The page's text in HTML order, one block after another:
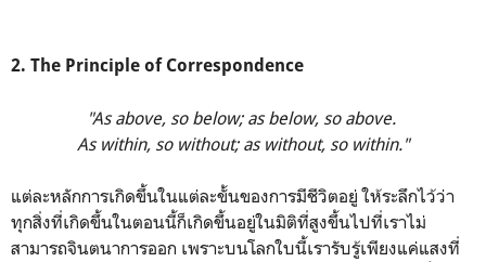
2. The Principle of Correspondence
"As above, so below; as below, so above.
As within, so without; as without, so within."
แต่ละหลักการเกิดขึ้นในแต่ละขั้นของการมีชีวิตอยู่ ให้ระลึกไว้ว่า
ทุกสิ่งที่เกิดขึ้นในตอนนี้ก็เกิดขึ้นอยู่ในมิติที่สูงขึ้นไปที่เราไม่
สามารถจินตนาการออก เพราะบนโลกใบนี้เรารับรู้เพียงแค่แสงที่